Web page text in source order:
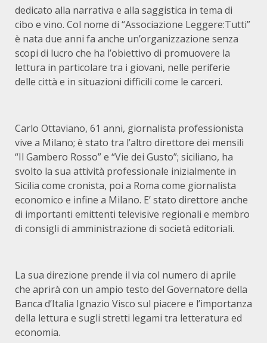
dedicato alla narrativa e alla saggistica in tema di
cibo e vino. Col nome di “Associazione Leggere:Tutti”
è nata due anni fa anche un’organizzazione senza
scopi di lucro che ha l’obiettivo di promuovere la
lettura in particolare tra i giovani, nelle periferie
delle città e in situazioni difficili come le carceri.
Carlo Ottaviano, 61 anni, giornalista professionista
vive a Milano; è stato tra l’altro direttore dei mensili
“Il Gambero Rosso” e “Vie dei Gusto”; siciliano, ha
svolto la sua attività professionale inizialmente in
Sicilia come cronista, poi a Roma come giornalista
economico e infine a Milano. E’ stato direttore anche
di importanti emittenti televisive regionali e membro
di consigli di amministrazione di società editoriali.
La sua direzione prende il via col numero di aprile
che aprirà con un ampio testo del Governatore della
Banca d’Italia Ignazio Visco sul piacere e l’importanza
della lettura e sugli stretti legami tra letteratura ed
economia.